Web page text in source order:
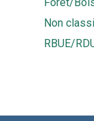
Non
RBUE/